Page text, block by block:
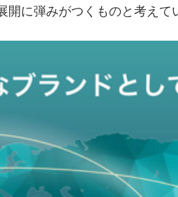
開に弾みがつくものと考えて